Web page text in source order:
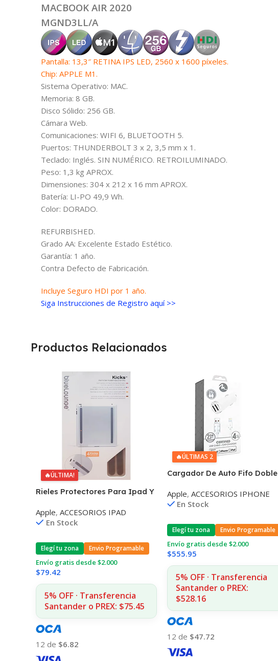
MACBOOK AIR 2020
MGND3LL/A
Pantalla: 13,3″ RETINA IPS LED, 2560 x 1600 píxeles.
Chip: APPLE M1.
Sistema Operativo: MAC.
Memoria: 8 GB.
Disco Sólido: 256 GB.
Cámara Web.
Comunicaciones: WIFI 6, BLUETOOTH 5.
Puertos: THUNDERBOLT 3 x 2, 3,5 mm x 1.
Teclado: Inglés. SIN NUMÉRICO. RETROILUMINADO.
Peso: 1,3 kg APROX.
Dimensiones: 304 x 212 x 16 mm APROX.
Batería: LI-PO 49,9 Wh.
Color: DORADO.
REFURBISHED.
Grado AA: Excelente Estado Estético.
Garantía: 1 año.
Contra Defecto de Fabricación.
Incluye Seguro HDI por 1 año.
Siga Instrucciones de Registro aquí >>
Productos Relacionados
🔥ÚLTIMA!
Rieles Protectores Para Ipad Y
Apple, ACCESORIOS IPAD
En Stock
Elegí tu zona Envio Programable
Envío gratis desde $2.000
$79.42
5% OFF · Transferencia
Santander o PREX: $75.45
12 de $6.82
🔥ÚLTIMAS 2
Cargador De Auto Fifo Doble
Apple, ACCESORIOS IPHONE
En Stock
Elegí tu zona Envio Programable
Envío gratis desde $2.000
$555.95
5% OFF · Transferencia
Santander o PREX:
$528.16
12 de $47.72